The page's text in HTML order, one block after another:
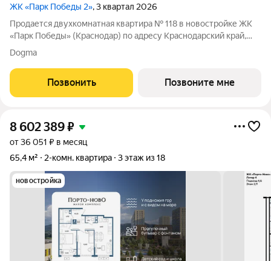
ЖК «Парк Победы 2», 3 квартал 2026
Продается двухкомнатная квартира № 118 в новостройке ЖК
«Парк Победы» (Краснодар) по адресу Краснодарский край,
Краснодар, ул. Героя Пешкова, корп. 3. Общая площадь
квартиры 64.10 кв. м., этаж 18 из 18, секция 1. Тип проекта, по
которому построен
Dogma
Позвонить Позвоните мне
8 602 389₽
от 36 051 ₽ в месяц
65,4 м²
2-комн. квартира 3 этаж из 18
новостройка